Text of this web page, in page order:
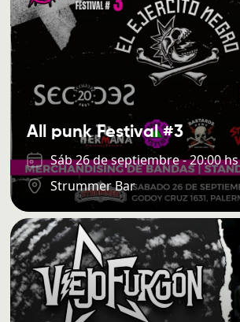
All punk Festival #3
Sáb 26 de septiembre - 20:00 hs
Strummer Bar